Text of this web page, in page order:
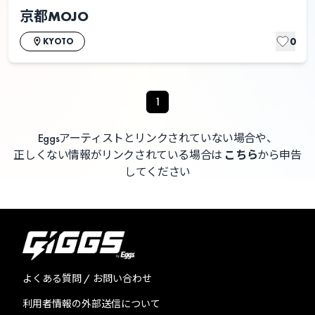
京都MOJO
KYOTO 0
1
Eggsアーティストとリンクされていない場合や、
正しくない情報がリンクされている場合は こちらから申告
してください
よくある質問 / お問い合わせ
利用者情報の外部送信について